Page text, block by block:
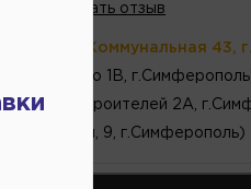
Написать отзыв
(ул.Коммунальная 43,
1В,
Строителей 2А,
Кубанская, 9, г.Симферополь)